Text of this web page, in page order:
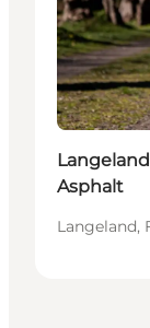
Asphalt
Langeland,